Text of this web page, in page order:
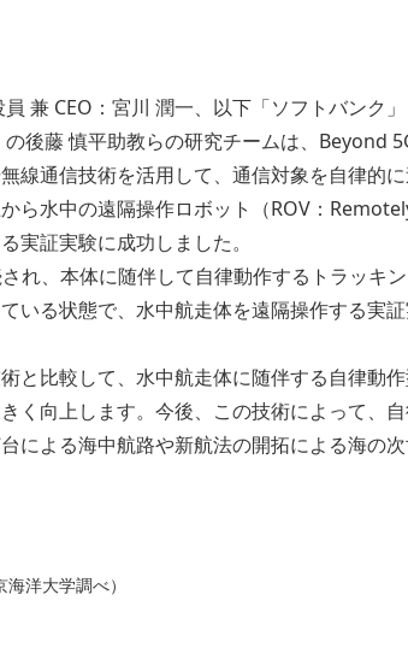
兼 CEO：宮川 潤一、以下「ソフトバンク
後藤 慎平助教らの研究チームは、Beyond
線通信技術を活用して、通信対象を自律的
ら水中の遠隔操作ロボット（ROV：
実証実験に成功しました。
れ、本体に随伴して自律動作するトラッキ
いる状態で、水中航走体を遠隔操作する実
と比較して、水中航走体に随伴する自律動
く向上します。今後、この技術によって、
による海中航路や新航法の開拓による海の
洋大学調べ）